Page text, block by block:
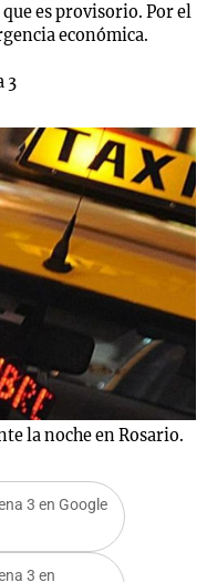
es provisorio. Por el
económica.
3
la noche en Rosario.
3 en Google
3 en
Notas
La Sole en
Cadena 3